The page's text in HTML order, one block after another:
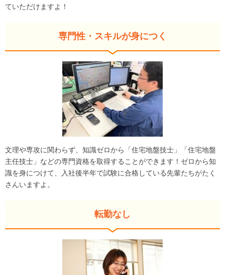
ていただけますよ！
専門性・スキルが身につく
文理や専攻に関わらず、知識ゼロから「住宅地盤技士」「住宅地盤
主任技士」などの専門資格を取得することができます！ゼロから知
識を身につけて、入社後半年で試験に合格している先輩たちがたく
さんいますよ。
転勤なし